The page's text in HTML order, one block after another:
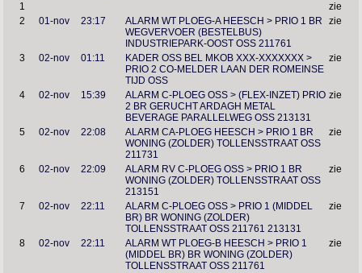
1
zie
2
01-nov 23:17
ALARM WT PLOEG-A HEESCH > PRIO 1 BR
WEGVERVOER (BESTELBUS)
INDUSTRIEPARK-OOST OSS 211761
zie
3 02-nov 01:11
KADER OSS BEL MKOB XXX-XXXXXXX >
PRIO 2 CO-MELDER LAAN DER ROMEINSE
TIJD OSS
zie
4 02-nov 15:39
ALARM C-PLOEG OSS > (FLEX-INZET) PRIO
2 BR GERUCHT ARDAGH METAL
BEVERAGE PARALLELWEG OSS 213131
zie
5 02-nov 22:08
ALARM CA-PLOEG HEESCH > PRIO 1 BR
WONING (ZOLDER) TOLLENSSTRAAT OSS
211731
zie
6 02-nov 22:09
ALARM RV C-PLOEG OSS > PRIO 1 BR
WONING (ZOLDER) TOLLENSSTRAAT OSS
213151
zie
7 02-nov 22:11
ALARM C-PLOEG OSS > PRIO 1 (MIDDEL
BR) BR WONING (ZOLDER)
TOLLENSSTRAAT OSS 211761 213131
zie
8 02-nov 22:11
ALARM WT PLOEG-B HEESCH > PRIO 1
(MIDDEL BR) BR WONING (ZOLDER)
TOLLENSSTRAAT OSS 211761
zie